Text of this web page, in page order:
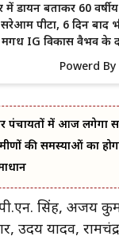
डायन बताकर 60
पीटा, 6 दिन बाद
IG विकास वैभव के
Powerd By
पंचायतों में आज लगेगा
की समस्याओं का
सिंह, अजय
उदय यादव,